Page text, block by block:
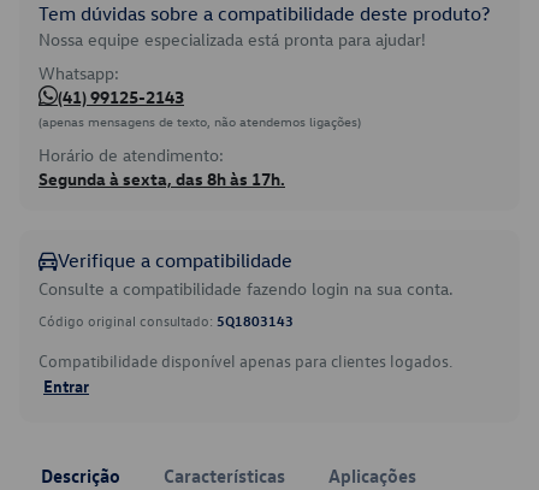
Tem dúvidas sobre a compatibilidade deste produto?
Nossa equipe especializada está pronta para ajudar!
Whatsapp:
(41) 99125-2143
(apenas mensagens de texto, não atendemos ligações)
Horário de atendimento:
Segunda à sexta, das 8h às 17h.
Verifique a compatibilidade
Consulte a compatibilidade fazendo login na sua conta.
Código original consultado: 5Q1803143
Compatibilidade disponível apenas para clientes logados.
Entrar
Descrição Características Aplicações